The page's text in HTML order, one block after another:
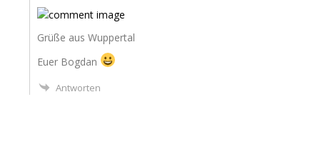
Grü­ße aus Wuppertal
Euer Bog­dan
Antworten